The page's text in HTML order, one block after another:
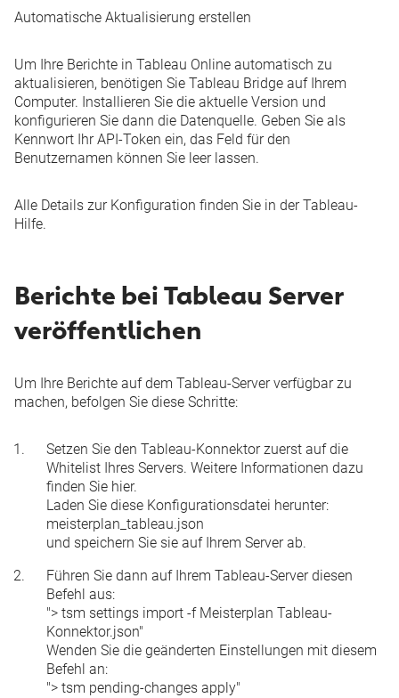
Automatische Aktualisierung erstellen
Um Ihre Berichte in Tableau Online automatisch zu
aktualisieren, benötigen Sie Tableau Bridge auf Ihrem
Computer. Installieren Sie die aktuelle Version und
konfigurieren Sie dann die Datenquelle. Geben Sie als
Kennwort Ihr API-Token ein, das Feld für den
Benutzernamen können Sie leer lassen.
Alle Details zur Konfiguration finden Sie in derTableau-
Hilfe.
Berichte bei Tableau Server
veröffentlichen
Um Ihre Berichte auf dem Tableau-Server verfügbar zu
machen, befolgen Sie diese Schritte:
Setzen Sie den Tableau-Konnektor zuerst auf die
Whitelist Ihres Servers. Weitere Informationen dazu
finden Sie hier.
Laden Sie diese Konfigurationsdatei herunter:
meisterplan_tableau.json
und speichern Sie sie auf Ihrem Server ab.
Führen Sie dann auf Ihrem Tableau-Server diesen
Befehl aus:
"> tsm settings import -f Meisterplan Tableau-
Konnektor.json"
Wenden Sie die geänderten Einstellungen mit diesem
Befehl an:
"> tsm pending-changes apply"